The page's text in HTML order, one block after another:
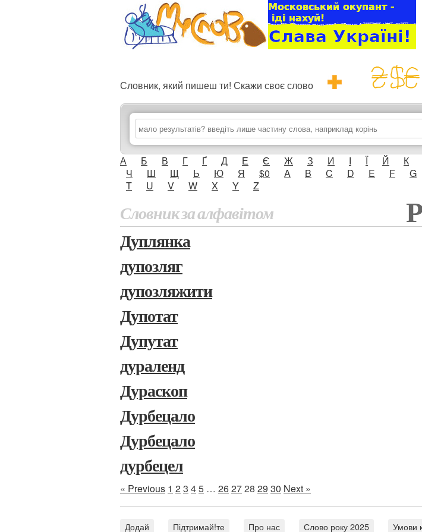
Словник, який пишеш ти! Скажи своє слово
А Б В Г Ґ Д Е Є Ж З И І Ї Й К
Ч
Ш Щ Ь Ю Я $0 A B C D E F G
T
U V W X Y Z
Словник за алфавітом
Дуплянка
дупозляг
дупозляжити
Дупотат
Дупутат
дураленд
Дураскоп
Дурбецало
Дурбецало
дурбецел
« Previous 1 23 45 … 262728 29 30 Next »
Додай Підтримай!те Про нас Слово року 2025 Умови